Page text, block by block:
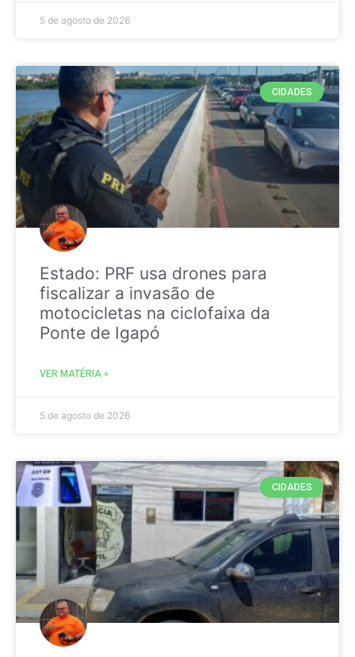
5 de agosto de 2026
CIDADES
Estado: PRF usa drones para
fiscalizar a invasão de
motocicletas na ciclofaixa da
Ponte de Igapó
VER MATÉRIA »
5 de agosto de 2026
CIDADES